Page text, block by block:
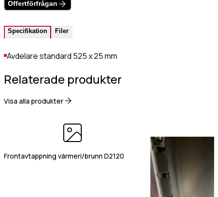
Offertförfrågan
Specifikation Filer
Avdelare standard 525 x 25 mm
Relaterade produkter
Visa alla produkter
Frontavtappning värmeri/brunn D2120
Värmehäll
Utlämningshylla